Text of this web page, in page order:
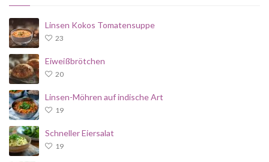
Linsen Kokos Tomatensuppe
23
Eiweißbrötchen
20
Linsen-Möhren auf indische Art
19
Schneller Eiersalat
19